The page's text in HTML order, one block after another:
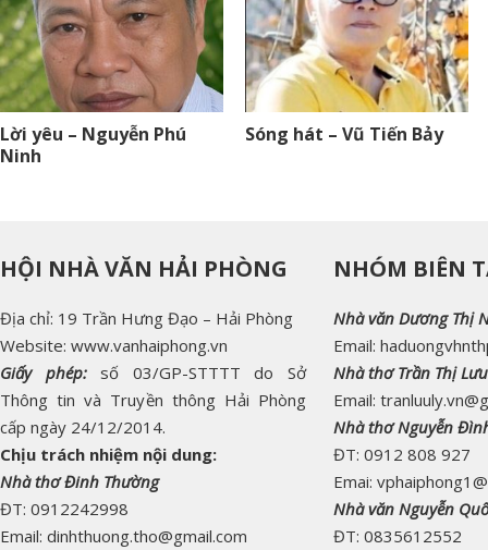
Lời yêu – Nguyễn Phú
Ninh
Sóng hát – Vũ Tiến Bảy
HỘI NHÀ VĂN HẢI PHÒNG
Địa chỉ: 19 Trần Hưng Đạo – Hải Phòng
Website: www.vanhaiphong.vn
Giấy phép:
số 03/GP-STTTT do Sở
Thông tin và Truyền thông Hải Phòng
cấp ngày 24/12/2014.
Chịu trách nhiệm nội dung:
Nhà thơ Đinh Thường
ĐT: 0912242998
Email: dinhthuong.tho@gmail.com
NHÓM BIÊN
Nhà văn Dương Thị
Email:
Nhà thơ Trần Thị
Email:
Nhà thơ Nguyễn
ĐT: 0912 808 927
Emai:
Nhà văn Nguyễn
ĐT: 0835612552